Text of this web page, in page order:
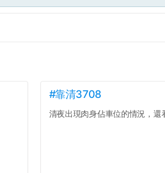
#靠清3708
清夜出現肉身佔車位的情況，還